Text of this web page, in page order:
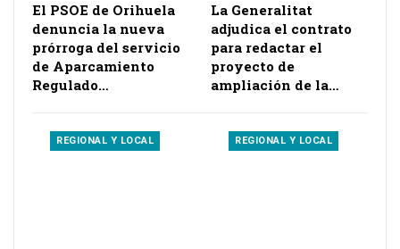
El PSOE de Orihuela
denuncia la nueva
prórroga del servicio
de Aparcamiento
Regulado…
La Generalitat
adjudica el contrato
para redactar el
proyecto de
ampliación de la…
REGIONAL Y LOCAL REGIONAL Y LOCAL